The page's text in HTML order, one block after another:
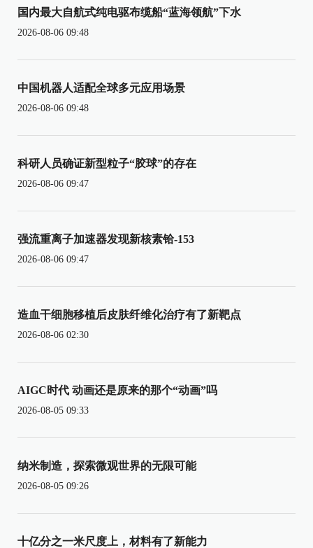
国内最大自航式纯电驱布缆船“蓝海领航”下水
2026-08-06 09:48
中国机器人适配全球多元应用场景
2026-08-06 09:48
科研人员确证新型粒子“胶球”的存在
2026-08-06 09:47
强流重离子加速器发现新核素铪-153
2026-08-06 09:47
造血干细胞移植后皮肤纤维化治疗有了新靶点
2026-08-06 02:30
AIGC时代 动画还是原来的那个“动画”吗
2026-08-05 09:33
纳米制造，探索微观世界的无限可能
2026-08-05 09:26
十亿分之一米尺度上，材料有了新能力